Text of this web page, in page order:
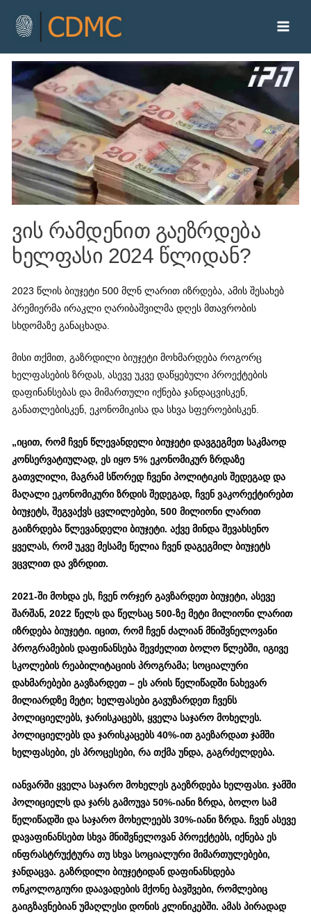
ვის რამდენით გაეზრდება
ხელფასი 2024 წლიდან?
2023 წლის ბიუჯეტი 500 მლნ ლარით იზრდება, ამის შესახებ
პრემიერმა ირაკლი ღარიბაშვილმა დღეს მთავრობის
სხდომაზე განაცხადა.
მისი თქმით, გაზრდილი ბიუჯეტი მოხმარდება როგორც
ხელფასების ზრდას, ასევე უკვე დაწყებული პროექტების
დაფინანსებას და მიმართული იქნება ჯანდაცვისკენ,
განათლებისკენ, ეკონომიკისა და სხვა სფეროებისკენ.
„იცით, რომ ჩვენ წლევანდელი ბიუჯეტი დავგეგმეთ საკმაოდ
კონსერვატიულად, ეს იყო 5% ეკონომიკურ ზრდაზე
გათვლილი, მაგრამ სწორედ ჩვენი პოლიტიკის შედეგად და
მაღალი ეკონომიკური ზრდის შედეგად, ჩვენ ვაკორექტირებთ
ბიუჯეტს, შეგვაქვს ცვლილებები, 500 მილიონი ლარით
გაიზრდება წლევანდელი ბიუჯეტი. აქვე მინდა შევახსენო
ყველას, რომ უკვე მესამე წელია ჩვენ დაგეგმილ ბიუჯეტს
ვცვლით და ვზრდით.
2021-ში მოხდა ეს, ჩვენ ორჯერ გავზარდეთ ბიუჯეტი, ასევე
შარშან, 2022 წელს და წელსაც 500-ზე მეტი მილიონი ლარით
იზრდება ბიუჯეტი. იცით, რომ ჩვენ ძალიან მნიშვნელოვანი
პროგრამების დაფინანსება შევძელით ბოლო წლებში, იგივე
სკოლების რეაბილიტაციის პროგრამა; სოციალური
დახმარებები გავზარდეთ – ეს არის წელიწადში ნახევარ
მილიარდზე მეტი; ხელფასები გავუზარდეთ ჩვენს
პოლიციელებს, ჯარისკაცებს, ყველა საჯარო მოხელეს.
პოლიციელებს და ჯარისკაცებს 40%-ით გაეზარდათ ჯამში
ხელფასები, ეს პროცესები, რა თქმა უნდა, გაგრძელდება.
იანვარში ყველა საჯარო მოხელეს გაეზრდება ხელფასი. ჯამში
პოლიციელს და ჯარს გამოუვა 50%-იანი ზრდა, ბოლო სამ
წელიწადში და საჯარო მოხელეებს 30%-იანი ზრდა. ჩვენ ასევე
დავაფინანსებთ სხვა მნიშვნელოვან პროექტებს, იქნება ეს
ინფრასტრუქტურა თუ სხვა სოციალური მიმართულებები,
ჯანდაცვა. გაზრდილი ბიუჯეტიდან დაფინანსდება
ონკოლოგიური დაავადების მქონე ბავშვები, რომლებიც
გაიგზავნებიან უმაღლესი დონის კლინიკებში. ამას პირადად